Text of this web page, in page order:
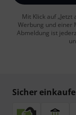
Mit Klick auf
Werbung und einer
Abmeldung ist
Sicher